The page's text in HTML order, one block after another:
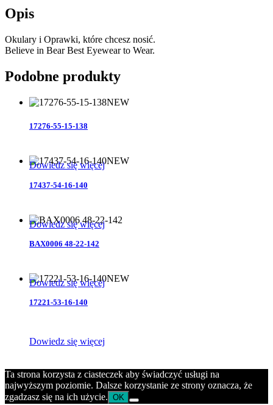
Opis
Okulary i Oprawki, które chcesz nosić.
Believe in Bear Best Eyewear to Wear.
Podobne produkty
NEW
17276-55-15-138
Dowiedz się więcejNEW
17437-54-16-140
Dowiedz się więcej
BAX0006 48-22-142
Dowiedz się więcejNEW
17221-53-16-140
Dowiedz się więcej
Copyright © BEAR Eyewear 2020
Ta strona korzysta z ciasteczek aby świadczyć usługi na
najwyższym poziomie. Dalsze korzystanie ze strony oznacza, że
zgadzasz się na ich użycie. OK